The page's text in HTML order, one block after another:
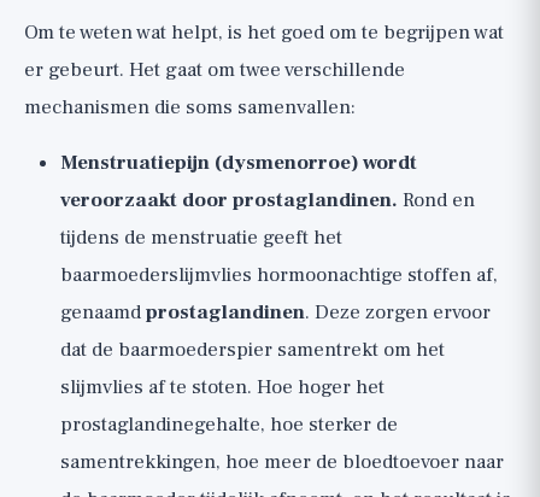
Om te weten wat helpt, is het goed om te begrijpen wat
er gebeurt. Het gaat om twee verschillende
mechanismen die soms samenvallen:
Menstruatiepijn (dysmenorroe) wordt
veroorzaakt door prostaglandinen. Rond en
tijdens de menstruatie geeft het
baarmoederslijmvlies hormoonachtige stoffen af,
genaamdprostaglandinen. Deze zorgen ervoor
dat de baarmoederspier samentrekt om het
slijmvlies af te stoten. Hoe hoger het
prostaglandinegehalte, hoe sterker de
samentrekkingen, hoe meer de bloedtoevoer naar